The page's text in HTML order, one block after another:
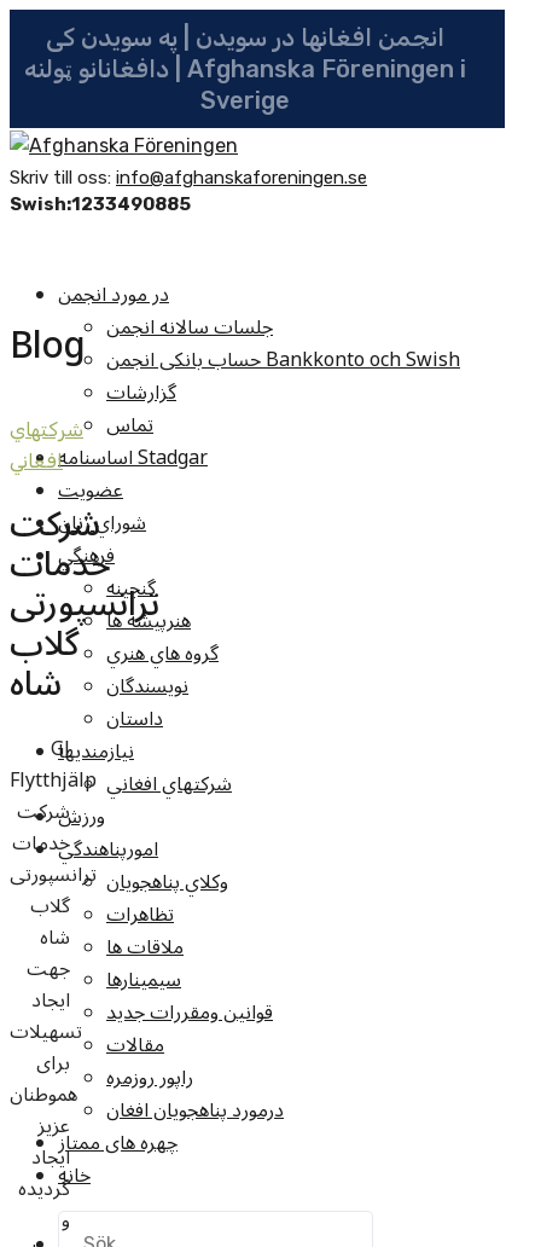
انجمن افغانها در سویدن | په سویدن کی
دافغانانو ټولنه | Afghanska Föreningen i
Sverige
Skriv till oss: info@afghanskaforeningen.se
Swish:1233490885
در مورد انجمن
جلسات سالانه انجمن
حساب بانکی انجمن Bankkonto och Swish
گزارشات
تماس
اساسنامه Stadgar
عضویت
شوراي زنان
فرهنگي
گنجينه
هنرپيشه ها
گروه هاي هنري
نويسندگان
داستان
نيازمنديها
شرکتهاي افغاني
ورزش
امورپناهندگي
وکلاي پناهجويان
تظاهرات
ملاقات ها
سيمينارها
قوانين ومقررات جديد
مقالات
راپور روزمره
درمورد پناهجويان افغان
چهره های ممتاز
خانه
Sök
Blog
شرکتهاي
افغاني
شرکت
خدمات
ترانسپورتی
گلاب
شاه
Gl
Flytthjälp
شرکت
خدمات
ترانسپورتی
گلاب
شاه
جهت
ایجاد
تسهیلات
برای
هموطنان
عزیز
ایجاد
گردیده
و